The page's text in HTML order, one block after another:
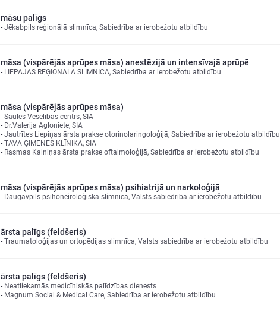
māsu palīgs
Jēkabpils reģionālā slimnīca, Sabiedrība ar ierobežotu atbildību
māsa (vispārējās aprūpes māsa) anestēzijā un intensīvajā aprūpē
LIEPĀJAS REĢIONĀLĀ SLIMNĪCA, Sabiedrība ar ierobežotu atbildību
māsa (vispārējās aprūpes māsa)
Saules Veselības centrs, SIA
Dr.Valerija Agloniete, SIA
Jautrītes Liepiņas ārsta prakse otorinolaringoloģijā, Sabiedrība ar ierobežotu atbildību
TAVA ĢIMENES KLĪNIKA, SIA
Rasmas Kalniņas ārsta prakse oftalmoloģijā, Sabiedrība ar ierobežotu atbildību
māsa (vispārējās aprūpes māsa) psihiatrijā un narkoloģijā
Daugavpils psihoneiroloģiskā slimnīca, Valsts sabiedrība ar ierobežotu atbildību
ārsta palīgs (feldšeris)
Traumatoloģijas un ortopēdijas slimnīca, Valsts sabiedrība ar ierobežotu atbildību
ārsta palīgs (feldšeris)
Neatliekamās medicīniskās palīdzības dienests
Magnum Social & Medical Care, Sabiedrība ar ierobežotu atbildību